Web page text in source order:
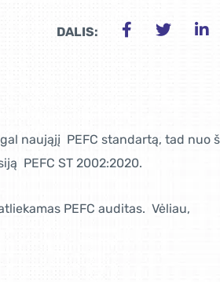
DALIS:
naująjį PEFC standartą, tad nuo
PEFC ST 2002:2020.
PEFC auditas. Vėliau,